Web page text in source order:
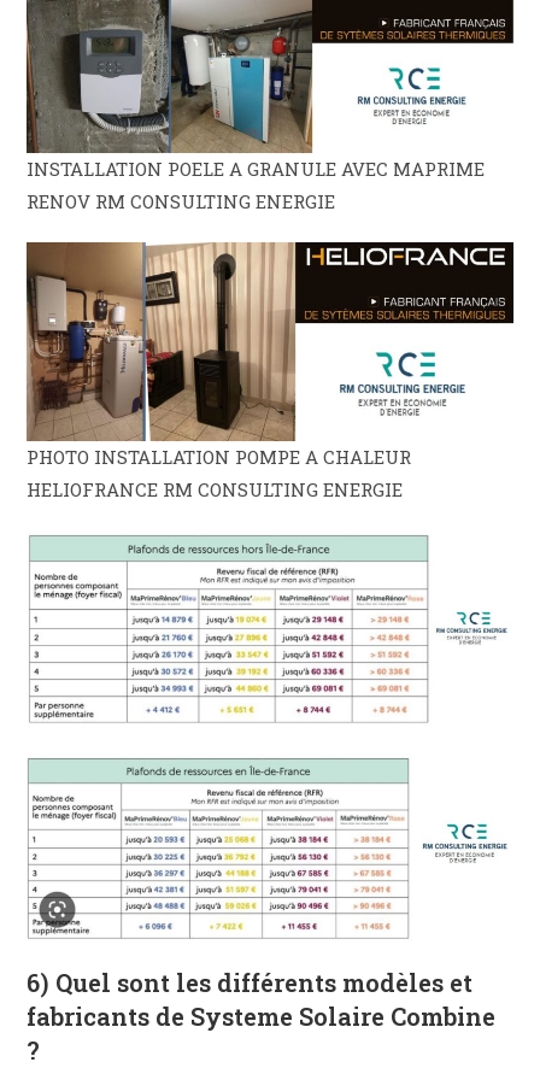
INSTALLATION POELE A GRANULE AVEC MAPRIME
RENOV RM CONSULTING ENERGIE
PHOTO INSTALLATION POMPE A CHALEUR
HELIOFRANCE RM CONSULTING ENERGIE
6) Quel sont les différents modèles et
fabricants de Systeme Solaire Combine
?